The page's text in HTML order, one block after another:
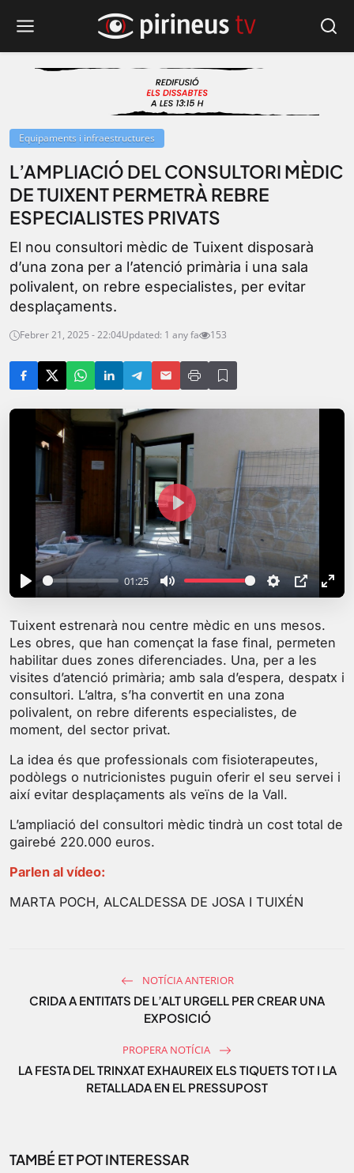
Equipaments i infraestructures
L’AMPLIACIÓ DEL CONSULTORI MÈDIC
DE TUIXENT PERMETRÀ REBRE
ESPECIALISTES PRIVATS
El nou consultori mèdic de Tuixent disposarà
d’una zona per a l’atenció primària i una sala
polivalent, on rebre especialistes, per evitar
desplaçaments.
Febrer 21, 2025 - 22:04Updated: 1 any fa 153
P
l
a
y
01:25
M
t
e
S
t
i
n
g
P
P
E
t
r
s
e
P
l
a
Tuixent estrenarà nou centre mèdic en uns mesos.
Les obres, que han començat la fase final, permeten
habilitar dues zones diferenciades. Una, per a les
visites d’atenció primària; amb sala d’espera, despatx i
consultori. L’altra, s’ha convertit en una zona
polivalent, on rebre diferents especialistes, de
moment, del sector privat.
La idea és que professionals com fisioterapeutes,
podòlegs o nutricionistes puguin oferir el seu servei i
així evitar desplaçaments als veïns de la Vall.
L’ampliació del consultori mèdic tindrà un cost total de
gairebé 220.000 euros.
Parlen al vídeo:
MARTA POCH, ALCALDESSA DE JOSA I TUIXÉN
NOTÍCIA ANTERIOR
CRIDA A ENTITATS DE L’ALT URGELL PER CREAR UNA
EXPOSICIÓ
PROPERA NOTÍCIA
LA FESTA DEL TRINXAT EXHAUREIX ELS TIQUETS TOT I LA
RETALLADA EN EL PRESSUPOST
TAMBÉ ET POT INTERESSAR